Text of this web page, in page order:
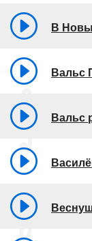
В
Вальс
Вальс